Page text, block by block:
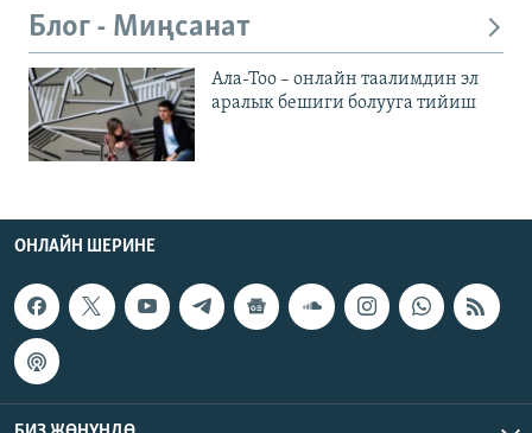
Блог - Миңсанат
Ала-Тоо – онлайн таалимдин эл
аралык бешиги болууга тийиш
ОНЛАЙН ШЕРИНЕ